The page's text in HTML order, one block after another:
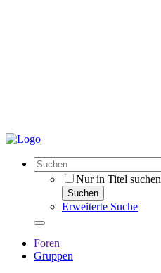
Nur in Titel suchen
Suchen
Erweiterte Suche
Foren
Gruppen